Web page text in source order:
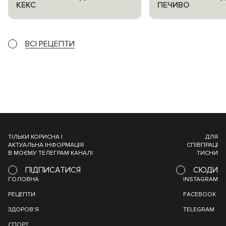
КЕКС
ПЕЧИВО
ВСІ РЕЦЕПТИ
ТІЛЬКИ КОРИСНА І
АКТУАЛЬНА ІНФОРМАЦІЯ
В МОЄМУ ТЕЛЕГРАМ КАНАЛІ
ПІДПИСАТИСЯ
ДЛЯ
СПІВПРАЦІ
ТИСНИ
СЮДИ
ГОЛОВНА
РЕЦЕПТИ
ЗДОРОВ'Я
INSTAGRAM
FACEBOOK
TELEGRAM